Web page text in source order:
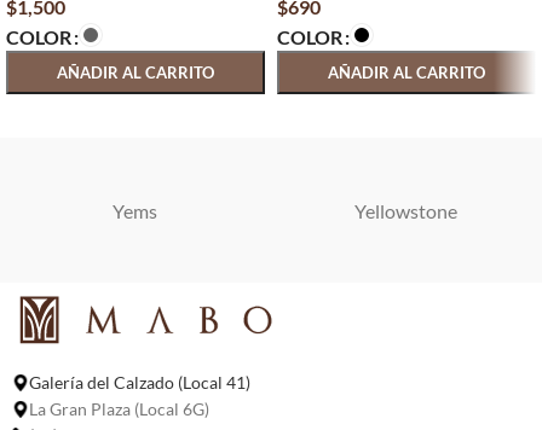
$1,500
COLOR
AÑADIR AL CARRITO
$690
COLOR
AÑADIR AL CARRITO
Yems Yellowstone
Galería del Calzado (Local 41)
La Gran Plaza (Local 6G)